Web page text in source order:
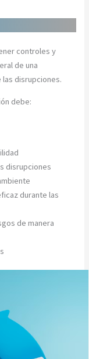
controles y
de una
disrupciones.
debe:
disrupciones
durante las
de manera